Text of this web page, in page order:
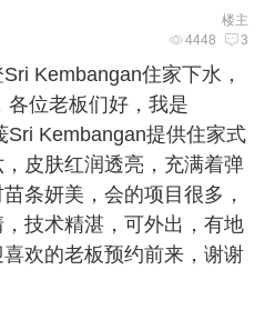
楼主
4448 3
Sri Kembangan住家下水，
各位老板们好，我是
Sri Kembangan提供住家式
皮肤红润透亮，充满着弹
条妍美，会的项目很多，
技术精湛，可外出，有地
欢的老板预约前来，谢谢